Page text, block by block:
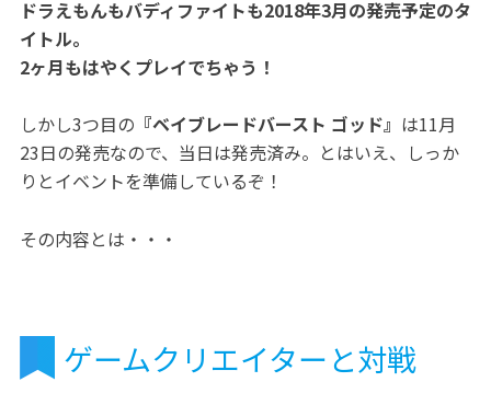
ドラえもんもバディファイトも2018年3月の発売予定のタ
イトル。
2ヶ月もはやくプレイでちゃう！
しかし3つ目の 『ベイブレードバースト ゴッド』 は11月
23日の発売なので、当日は発売済み。とはいえ、しっか
りとイベントを準備しているぞ！
その内容とは・・・
ゲームクリエイターと対戦